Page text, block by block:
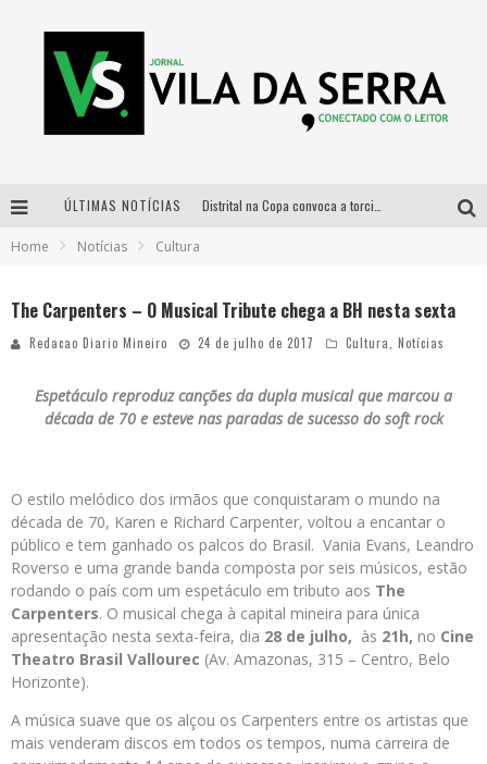
ÚLTIMAS NOTÍCIAS
Home Notícias Cultura
The Carpenters – O Musical Tribute chega a BH nesta sexta
Redacao Diario Mineiro 24 de julho de 2017 Cultura Notícias
Espetáculo reproduz canções da dupla musical que marcou a
década de 70 e esteve nas paradas de sucesso do soft rock
O estilo melódico dos irmãos que conquistaram o mundo na
década de 70, Karen e Richard Carpenter, voltou a encantar o
público e tem ganhado os palcos do Brasil. Vania Evans, Leandro
Roverso e uma grande banda composta por seis músicos, estão
rodando o país com um espetáculo em tributo aos The
Carpenters. O musical chega à capital mineira para única
apresentação nesta sexta-feira, dia 28 de julho, às 21h, no Cine
Theatro Brasil Vallourec (Av. Amazonas, 315 – Centro, Belo
Horizonte).
A música suave que os alçou os Carpenters entre os artistas que
mais venderam discos em todos os tempos, numa carreira de